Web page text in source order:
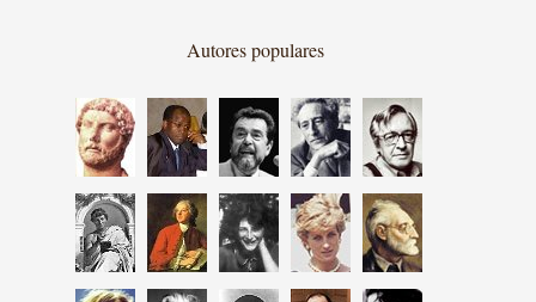
Autores populares